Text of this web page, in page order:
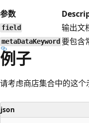
参数
field 输出文
metaDataKeyword 要包含
例子
请考虑商店集合中的这个
json